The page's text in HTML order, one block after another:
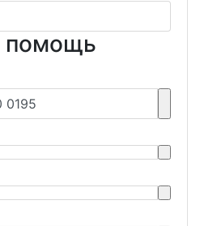
помощь
0195